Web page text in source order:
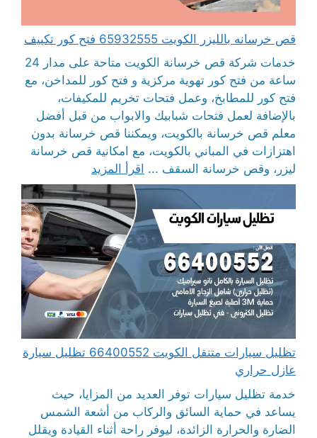
قص خرسانه بالليزر الكويت 65932555 فتح كور تكييف
خدمات شركة قص خرسانة الكويت متاحة على مدار 24
ساعة من فتح كور تهوية مركزية و فتح كور للمداخن، مع
فتح كور للمطابخ، وعمل فتحات تخريم للمكيفات،
بالإضافة لعمل فتحات شبابيك والابواب من قبل أفضل
معلم قص خرسانة بالكويت، ويمكننا قص خرسانة بدون
اهتزازات في المباني بالكويت، مع امكانية قص خرسانة
ليزر، وقص خرسانة السقف ... اقرأ المزيد
تظليل سيارات متنقل الكويت 66400552 تظليل سيارة
عازل حراري
خدمة تظليل سيارات توفر العديد من المزايا، حيث
يساعد في حماية السائق والركاب من أشعة الشمس
الضارة والحرارة الزائدة، ليوفر راحة أثناء القيادة ويقلل